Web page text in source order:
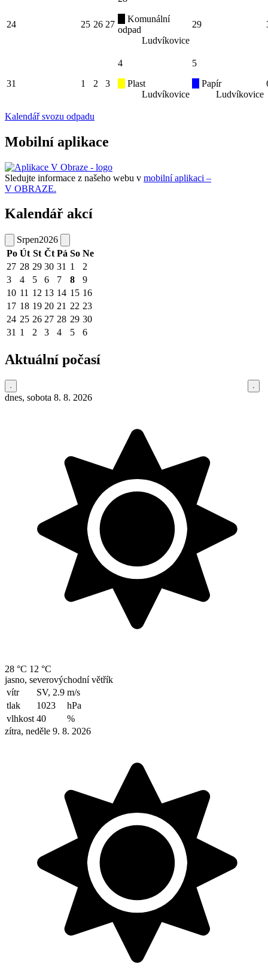
24 25 26 27
Komunální
odpad
Ludvíkovice
29
31 1 2 3
4
Plast
Ludvíkovice
5
Papír
Ludvíkovice
Kalendář svozu odpadu
Mobilní aplikace
Sledujte informace z našeho webu v mobilní aplikaci –
V OBRAZE.
Kalendář akcí
Srpen2026
Po Út St Čt Pá So Ne
27 28 29 30 31 1
2
3
4 5 6 7 8
9
10 11 12 13 14 15 16
17 18 19 20 21 22 23
24 25 26 27 28 29 30
31 1 2 3 4 5 6
Aktuální počasí
dnes, sobota 8. 8. 2026
28 °C 12 °C
jasno, severovýchodní větřík
vítr
SV, 2.9 m/s
tlak
1023
hPa
vlhkost 40
%
zítra, neděle 9. 8. 2026